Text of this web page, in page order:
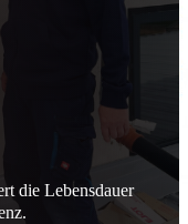
die Lebensdauer